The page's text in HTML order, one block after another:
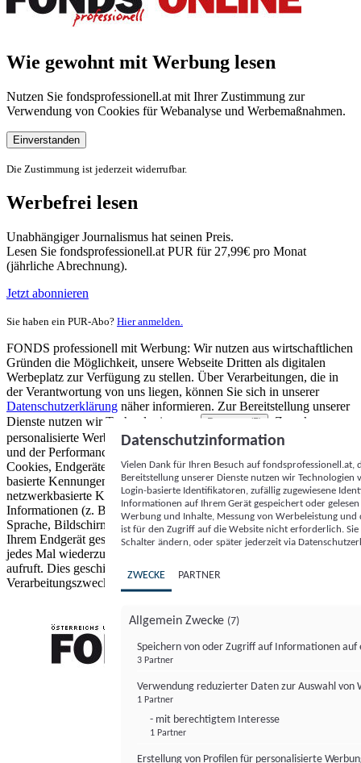
Wie gewohnt mit Werbung lesen
Nutzen Sie fondsprofessionell.at mit Ihrer Zustimmung zur
Verwendung von Cookies für Webanalyse und Werbemaßnahmen.
Einverstanden
Die Zustimmung ist jederzeit widerrufbar.
Werbefrei lesen
Unabhängiger Journalismus hat seinen Preis.
Lesen Sie fondsprofessionell.at PUR für 27,99€ pro Monat
(jährliche Abrechnung).
Jetzt abonnieren
Sie haben ein PUR-Abo? Hier anmelden.
FONDS professionell mit Werbung: Wir nutzen aus wirtschaftlichen
Gründen die Möglichkeit, unsere Webseite Dritten als digitalen
Werbeplatz zur Verfügung zu stellen. Über Verarbeitungen, die in
der Verantwortung von uns liegen, können Sie sich in unserer
Datenschutzerklärung näher informieren. Zur Bereitstellung unserer
Dienste nutzen wir Technologien von
Partnern (5)
. Zwecke:
personalisierte Werbung und Inhalte, Messung von Werbeleistung
und der Performance von Inhalten sowie Zielgruppenforschung.
Cookies, Endgeräte- oder ähnliche Online-Kennungen (z. B. login-
basierte Kennungen, zufällig generierte Kennungen,
netzwerkbasierte Kennungen) können zusammen mit anderen
Informationen (z. B. Browsertyp und Browserinformationen,
Sprache, Bildschirmgröße, unterstützte Technologien usw.) auf
Ihrem Endgerät gespeichert oder von dort ausgelesen werden, um es
jedes Mal wiederzuerkennen, wenn es eine App oder einer Webseite
aufruft. Dies geschieht für einen oder mehrere der hier aufgeführten
Verarbeitungszwecke.
Datenschutzinformation
Vielen Dank für Ihren Besuch auf
Bereitstellung unserer Dienste nutzen wir Technologien
Login-basierte Identifikatoren, zufällig zugewiesene
Informationen auf Ihrem Gerät gespeichert oder
Werbung und Inhalte, Messung von Werbeleistung
ist für den Zugriff auf die Website nicht erforderlich.
Schalter ändern, oder später jederzeit via
ZWECKE PARTNER
Allgemein Zwecke (7)
Speichern von oder Zugriff auf Informationen auf
3 Partner
Verwendung reduzierter Daten zur Auswahl von
1 Partner
- mit berechtigtem Interesse
1 Partner
Erstellung von Profilen für personalisierte
FONDS professionell